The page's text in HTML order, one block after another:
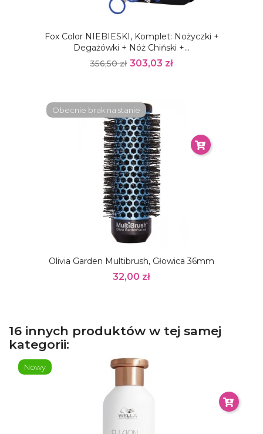
Fox Color NIEBIESKI, Komplet: Nożyczki +
Degażówki + Nóż Chiński +...
356,50 zł 303,03 zł
Olivia Garden Multibrush, Głowica 36mm
32,00 zł
Obecnie brak na stanie
16 innych produktów w tej samej
kategorii:
Nowy